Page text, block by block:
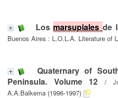
Los marsupialesde
Buenos Aires : L.O.L.A. Literature of
Quaternary of
Peninsula. Volume 12 /
A.A.Balkema (1996-1997)